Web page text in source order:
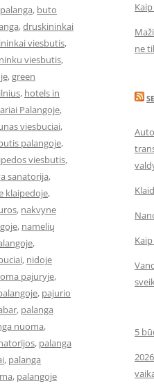
, buto
,druskininkai
viesbutis,
viesbutis,
,green
, hotels in
Palangoje,
viesbuciai,
palangoje,
viesbutis,
sanatorija,
klaipedoje,
, nakvyne
, namelių
,
, nidoje
pajuryje,
, pajurio
, palanga
nuoma,
, palanga
, palanga
, palangoje
ne
5